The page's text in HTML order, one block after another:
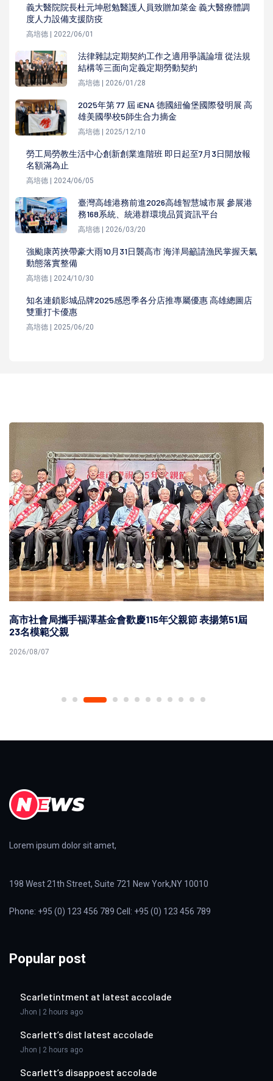
義大醫院院長杜元坤慰勉醫護人員致贈加菜金 義大醫療體調
度人力設備支援防疫
高培德 | 2022/06/01
法律雜誌定期契約工作之適用爭議論壇 從法規
結構等三面向定義定期勞動契約
高培德 | 2026/01/28
2025年第 77 屆 iENA 德國紐倫堡國際發明展 高
雄美國學校5師生合力摘金
高培德 | 2025/12/10
勞工局勞教生活中心創新創業進階班 即日起至7月3日開放報
名額滿為止
高培德 | 2024/06/05
臺灣高雄港務前進2026高雄智慧城市展 參展港
務168系統、統港群環境品質資訊平台
高培德 | 2026/03/20
強颱康芮挾帶豪大雨10月31日襲高市 海洋局籲請漁民掌握天氣
動態落實整備
高培德 | 2024/10/30
知名連鎖影城品牌2025感恩季各分店推專屬優惠 高雄總圖店
雙重打卡優惠
高培德 | 2025/06/20
高市社會局攜手福澤基金會歡慶115年父親節 表揚第51屆
23名模範父親
2026/08/07
Lorem ipsum dolor sit amet,
198 West 21th Street, Suite 721 New York,NY 10010
Phone: +95 (0) 123 456 789 Cell: +95 (0) 123 456 789
Popular post
Scarletintment at latest accolade
Jhon | 2 hours ago
Scarlett’s dist latest accolade
Jhon | 2 hours ago
Scarlett’s disappoest accolade